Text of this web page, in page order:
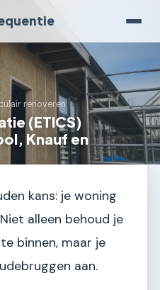
renoveren
(ETICS)
Knauf en
kans: je woning
alleen behoud je
binnen, maar je
aan.